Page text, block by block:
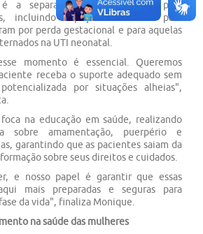
a separação de enfermarias para
incluindo espaços exclusivos para
por perda gestacional e para aquelas
na UTI neonatal.
momento é essencial. Queremos
receba o suporte adequado sem
por situações alheias",
na educação em saúde, realizando
sobre amamentação, puerpério e
garantindo que as pacientes saiam da
sobre seus direitos e cuidados.
e nosso papel é garantir que essas
mais preparadas e seguras para
da vida", finaliza Monique.
na saúde das mulheres